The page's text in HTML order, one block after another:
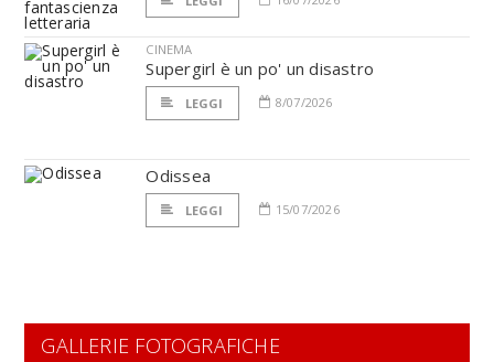
CINEMA
Supergirl è un po' un disastro
LEGGI 8/07/2026
Odissea
LEGGI 15/07/2026
GALLERIE FOTOGRAFICHE